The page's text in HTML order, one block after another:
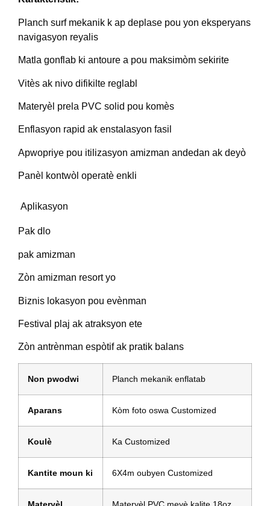
Planch surf mekanik k ap deplase pou yon eksperyans
navigasyon reyalis
Matla gonflab ki antoure a pou maksimòm sekirite
Vitès ak nivo difikilte reglabl
Materyèl prela PVC solid pou komès
Enflasyon rapid ak enstalasyon fasil
Apwopriye pou itilizasyon amizman andedan ak deyò
Panèl kontwòl operatè enkli
Aplikasyon
Pak dlo
pak amizman
Zòn amizman resort yo
Biznis lokasyon pou evènman
Festival plaj ak atraksyon ete
Zòn antrènman espòtif ak pratik balans
Non pwodwi Planch mekanik enflatab
Aparans Kòm foto oswa Customized
Koulè Ka Customized
Kantite moun ki 6X4m oubyen Customized
Materyèl Materyèl PVC meyè kalite 18oz